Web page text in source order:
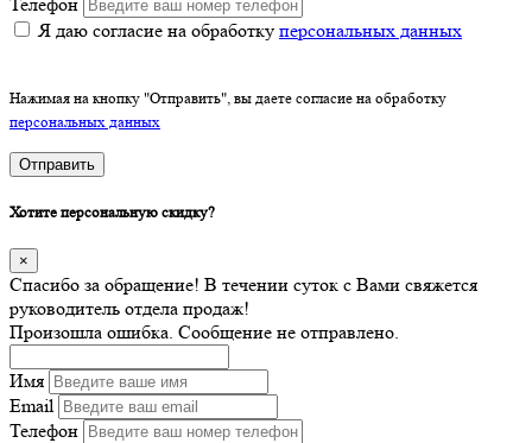
Я даю согласие на обработку персональных данных
Нажимая на кнопку "Отправить", вы даете согласие на обработку
персональных данных
Отправить
Хотите персональную скидку?
×
Спасибо за обращение! В течении суток с Вами свяжется
руководитель отдела продаж!
Произошла ошибка. Сообщение не отправлено.
Имя
Email
Телефон